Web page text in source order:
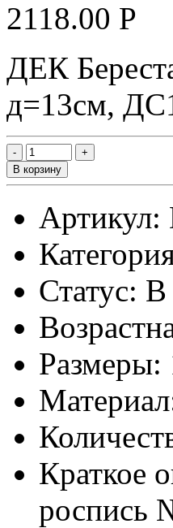
2118.00 Р
ДЕК
д=13см,
В корзину
Статус:
Размеры:
Краткое
роспись